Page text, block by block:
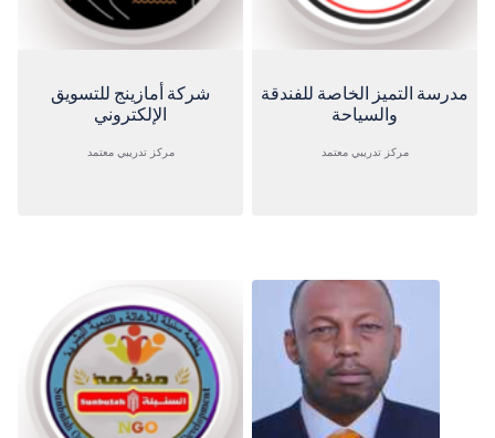
شركة أمازينج للتسويق
الإلكتروني
مركز تدريبي معتمد
مدرسة التميز الخاصة للفندقة
والسياحة
مركز تدريبي معتمد